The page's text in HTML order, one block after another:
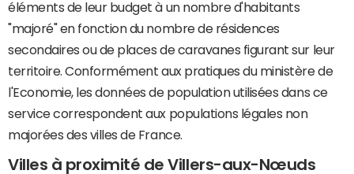
éléments de leur budget à un nombre d'habitants
"majoré" en fonction du nombre de résidences
secondaires ou de places de caravanes figurant sur leur
territoire. Conformément aux pratiques du ministère de
l'Economie, les données de population utilisées dans ce
service correspondent aux populations légales non
majorées des villes de France.
Villes à proximité de Villers-aux-Nœuds